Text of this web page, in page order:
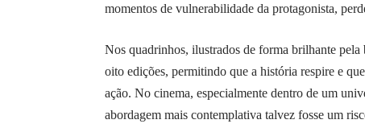
momentos de vulnerabilidade da protagonista,
Nos quadrinhos, ilustrados de forma brilhante
oito edições, permitindo que a história respire e
ação. No cinema, especialmente dentro de um
abordagem mais contemplativa talvez fosse um